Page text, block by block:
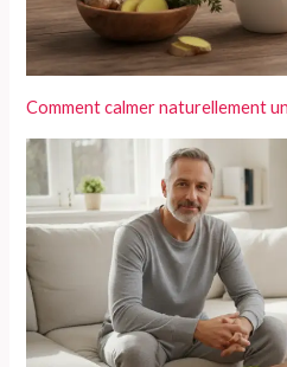
Comment calmer naturellement